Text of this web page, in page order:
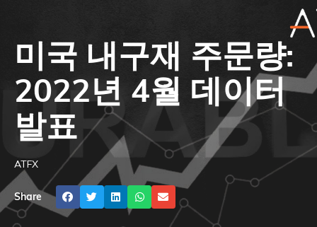
미국 내구재 주문량:
2022년 4월 데이터
발표
ATFX
Share